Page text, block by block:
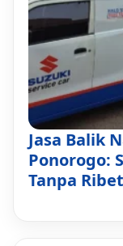
Jasa Balik
Ponorogo:
Tanpa Ribet